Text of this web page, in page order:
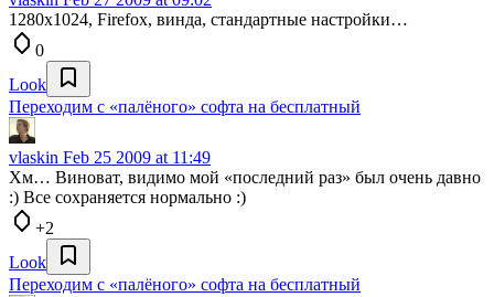
1280x1024, Firefox, винда, стандартные настройки…
0
Look
Переходим с «палёного» софта на бесплатный
vlaskin Feb 25 2009 at 11:49
Хм… Виноват, видимо мой «последний раз» был очень давно
:) Все сохраняется нормально :)
+2
Look
Переходим с «палёного» софта на бесплатный